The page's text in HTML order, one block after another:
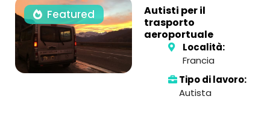
Featured
Autisti per il
trasporto
aeroportuale
Località:
Francia
Tipo di lavoro:
Autista